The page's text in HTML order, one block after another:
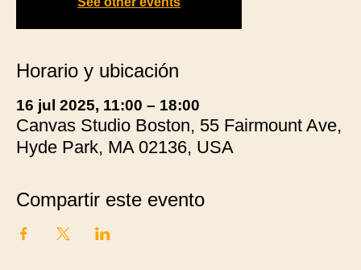
Horario y ubicación
16 jul 2025, 11:00 – 18:00
Canvas Studio Boston, 55 Fairmount Ave,
Hyde Park, MA 02136, USA
Compartir este evento